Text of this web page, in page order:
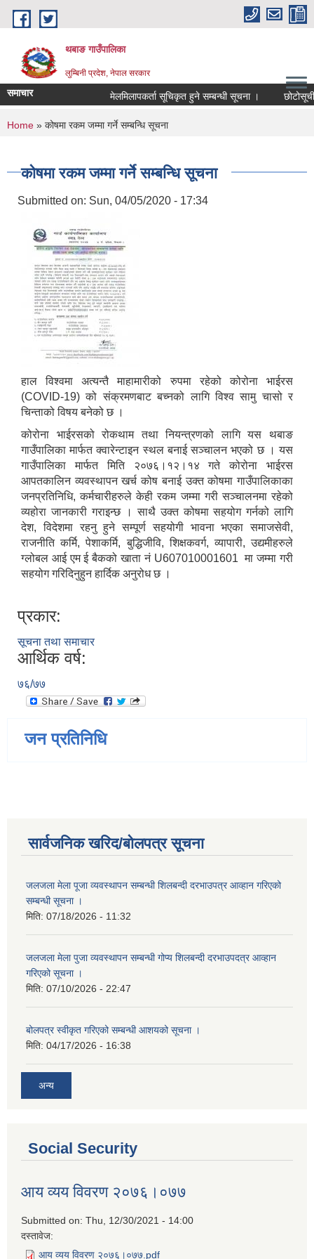
Skip to main content
थबाङ गाउँपालिका
लुम्बिनी प्रदेश, नेपाल सरकार
समाचार मेलमिलापकर्ता सूचिकृत हुने सम्बन्धी सूचना । छोटोसूची
You are here
Home » कोषमा रकम जम्मा गर्ने सम्बन्धि सूचना
कोषमा रकम जम्मा गर्ने सम्बन्धि सूचना
Submitted on: Sun, 04/05/2020 - 17:34
हाल विश्वमा अत्यन्तै माहामारीको रुपमा रहेको कोरोना भाईरस
(COVID-19) को संक्रमणबाट बच्नको लागि विश्व सामु चासो र
चिन्ताको विषय बनेको छ ।
कोरोना भाईरसको रोकथाम तथा नियन्त्रणको लागि यस थबाङ
गाउँपालिका मार्फत क्वारेन्टाइन स्थल बनाई सञ्चालन भएको छ । यस
गाउँपालिका मार्फत मिति २०७६।१२।१४ गते कोरोना भाईरस
आपतकालिन व्यवस्थापन खर्च कोष बनाई उक्त कोषमा गाउँपालिकाका
जनप्रतिनिधि, कर्मचारीहरुले केही रकम जम्मा गरी सञ्चालनमा रहेको
व्यहोरा जानकारी गराइन्छ । साथै उक्त कोषमा सहयोग गर्नको लागि
देश, विदेशमा रहनु हुने सम्पूर्ण सहयोगी भावना भएका समाजसेवी,
राजनीति कर्मि, पेशाकर्मि, बुद्धिजीवि, शिक्षकवर्ग, व्यापारी, उद्यमीहरुले
ग्लोबल आई एम ई बैकको खाता नं U607010001601 मा जम्मा गरी
सहयोग गरिदिनुहुन हार्दिक अनुरोध छ ।
प्रकार:
सूचना तथा समाचार
आर्थिक वर्ष:
७६/७७
जन प्रतिनिधि
सार्वजनिक खरिद/बोलपत्र सूचना
जलजला मेला पूजा व्यवस्थापन सम्बन्धी शिलबन्दी दरभाउपत्र आव्हान गरिएको
सम्बन्धी सूचना ।
मिति: 07/18/2026 - 11:32
जलजला मेला पुजा व्यवस्थापन सम्बन्धी गोप्य शिलबन्दी दरभाउपदत्र आव्हान
गरिएको सूचना ।
मिति: 07/10/2026 - 22:47
बोलपत्र स्वीकृत गरिएको सम्बन्धी आशयको सूचना ।
मिति: 04/17/2026 - 16:38
अन्य
Social Security
आय व्यय विवरण २०७६।०७७
Submitted on: Thu, 12/30/2021 - 14:00
दस्तावेज:
आय व्यय विवरण २०७६।०७७.pdf